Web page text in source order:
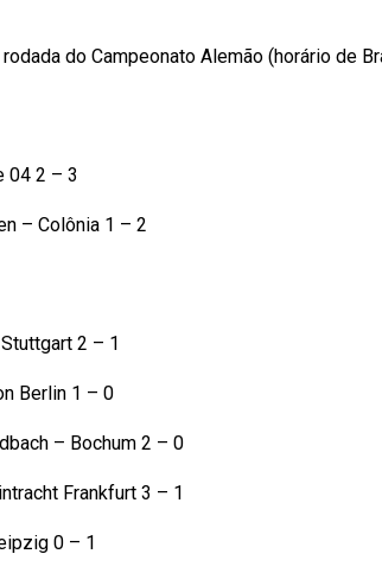
do Campeonato Alemão (horário de
04 2 – 3
– Colônia 1 – 2
2 – 1
Berlin 1 – 0
– Bochum 2 – 0
Frankfurt 3 – 1
0 – 1